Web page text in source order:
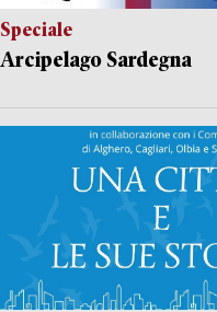
Speciale
Arcipelago Sardegna